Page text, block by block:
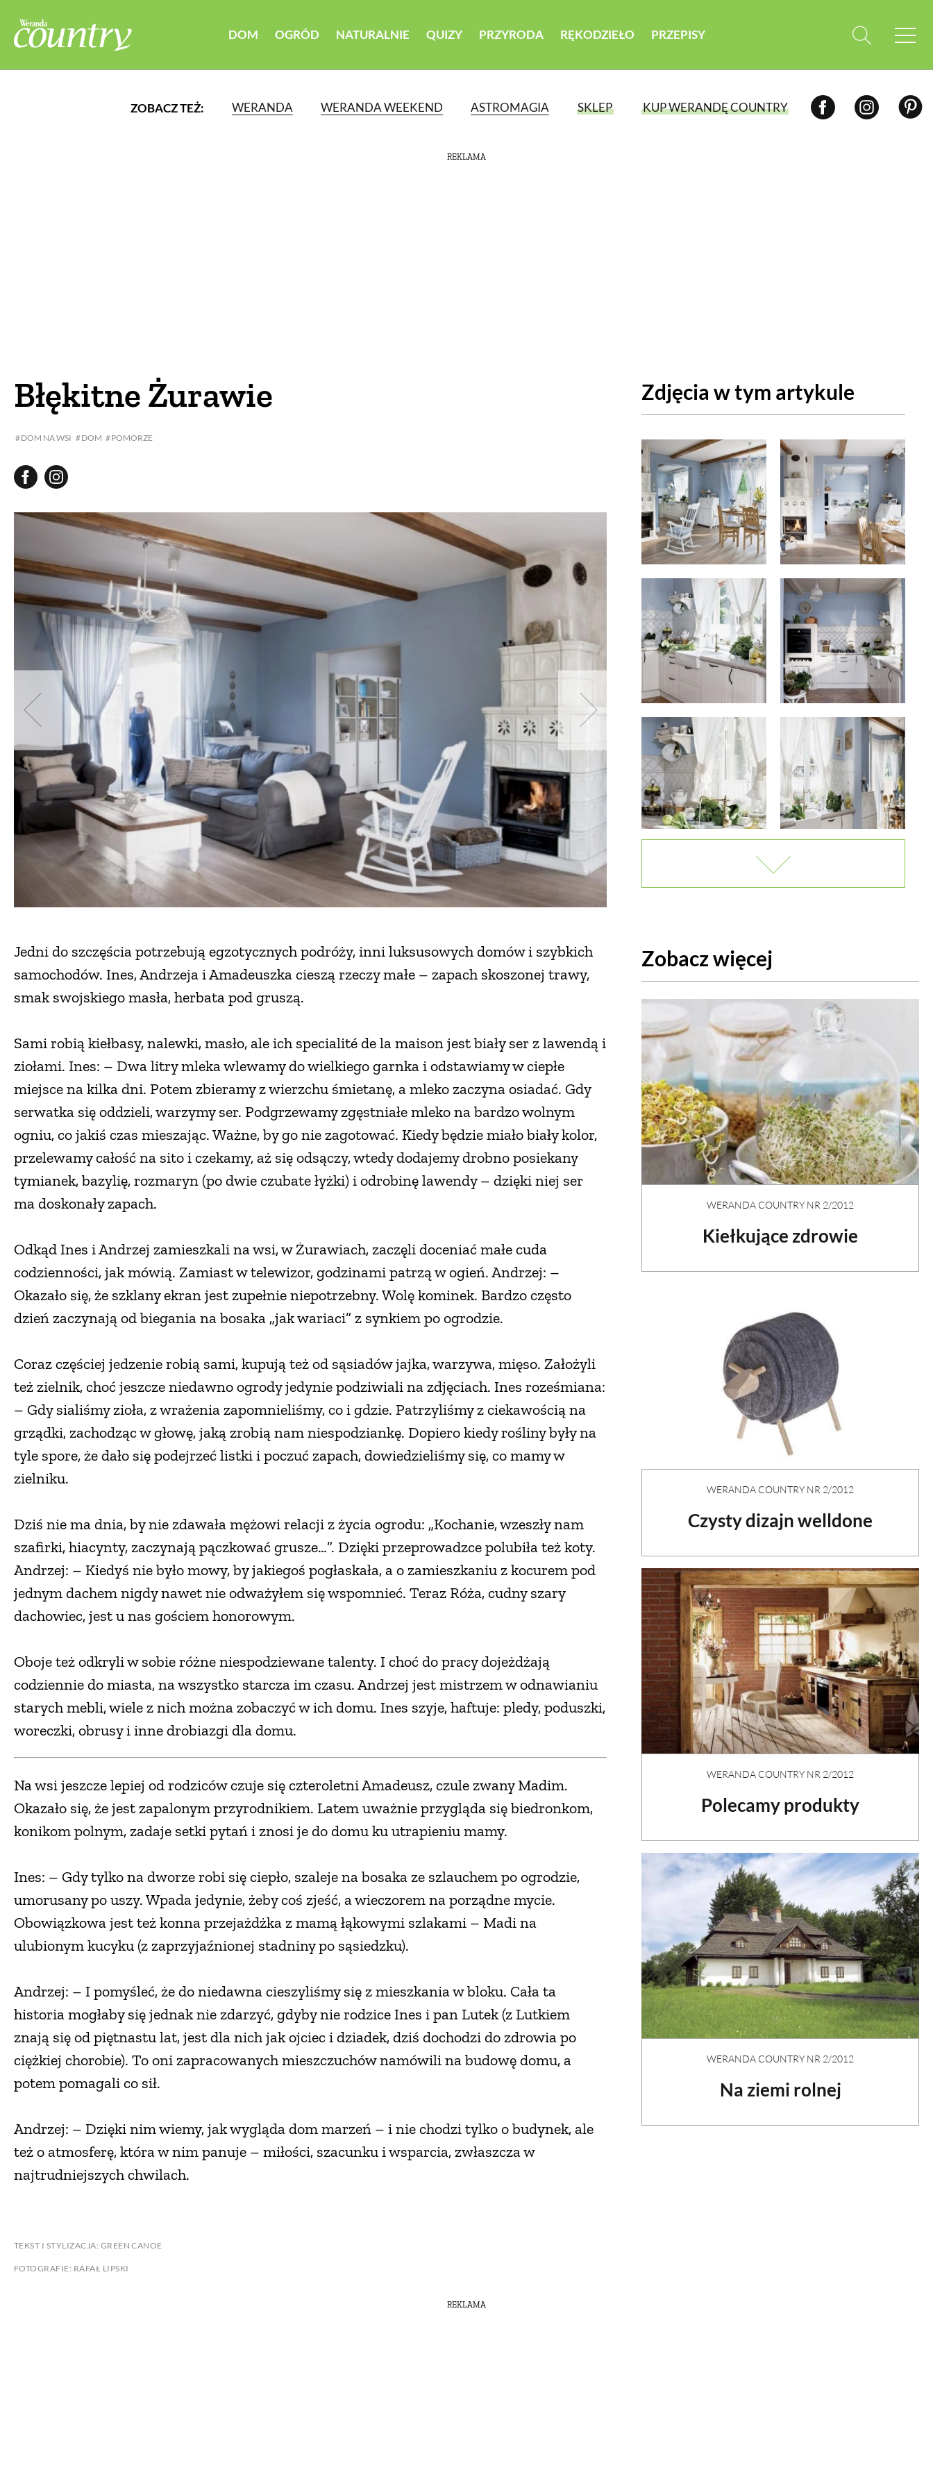
DOM OGRÓD NATURALNIE QUIZY PRZYRODA RĘKODZIEŁO PRZEPISY
ZOBACZ TEŻ: WERANDA WERANDA WEEKEND ASTROMAGIA SKLEP KUP WERANDĘ COUNTRY
REKLAMA
Błękitne Żurawie
DOM NA WSI DOM POMORZE
Zdjęcia w tym artykule
Jedni do szczęścia potrzebują egzotycznych podróży, inni luksusowych domów i szybkich
samochodów. Ines, Andrzeja i Amadeuszka cieszą rzeczy małe – zapach skoszonej trawy,
smak swojskiego masła, herbata pod gruszą.
Sami robią kiełbasy, nalewki, masło, ale ich specialité de la maison jest biały ser z lawendą i
ziołami. Ines: – Dwa litry mleka wlewamy do wielkiego garnka i odstawiamy w ciepłe
miejsce na kilka dni. Potem zbieramy z wierzchu śmietanę, a mleko zaczyna osiadać. Gdy
serwatka się oddzieli, warzymy ser. Podgrzewamy zgęstniałe mleko na bardzo wolnym
ogniu, co jakiś czas mieszając. Ważne, by go nie zagotować. Kiedy będzie miało biały kolor,
przelewamy całość na sito i czekamy, aż się odsączy, wtedy dodajemy drobno posiekany
tymianek, bazylię, rozmaryn (po dwie czubate łyżki) i odrobinę lawendy – dzięki niej ser
ma doskonały zapach.
Odkąd Ines i Andrzej zamieszkali na wsi, w Żurawiach, zaczęli doceniać małe cuda
codzienności, jak mówią. Zamiast w telewizor, godzinami patrzą w ogień. Andrzej: –
Okazało się, że szklany ekran jest zupełnie niepotrzebny. Wolę kominek. Bardzo często
dzień zaczynają od biegania na bosaka „jak wariaci” z synkiem po ogrodzie.
Coraz częściej jedzenie robią sami, kupują też od sąsiadów jajka, warzywa, mięso. Założyli
też zielnik, choć jeszcze niedawno ogrody jedynie podziwiali na zdjęciach. Ines roześmiana:
– Gdy sialiśmy zioła, z wrażenia zapomnieliśmy, co i gdzie. Patrzyliśmy z ciekawością na
grządki, zachodząc w głowę, jaką zrobią nam niespodziankę. Dopiero kiedy rośliny były na
tyle spore, że dało się podejrzeć listki i poczuć zapach, dowiedzieliśmy się, co mamy w
zielniku.
Dziś nie ma dnia, by nie zdawała mężowi relacji z życia ogrodu: „Kochanie, wzeszły nam
szafirki, hiacynty, zaczynają pączkować grusze…”. Dzięki przeprowadzce polubiła też koty.
Andrzej: – Kiedyś nie było mowy, by jakiegoś pogłaskała, a o zamieszkaniu z kocurem pod
jednym dachem nigdy nawet nie odważyłem się wspomnieć. Teraz Róża, cudny szary
dachowiec, jest u nas gościem honorowym.
Oboje też odkryli w sobie różne niespodziewane talenty. I choć do pracy dojeżdżają
codziennie do miasta, na wszystko starcza im czasu. Andrzej jest mistrzem w odnawianiu
starych mebli, wiele z nich można zobaczyć w ich domu. Ines szyje, haftuje: pledy, poduszki,
woreczki, obrusy i inne drobiazgi dla domu.
Na wsi jeszcze lepiej od rodziców czuje się czteroletni Amadeusz, czule zwany Madim.
Okazało się, że jest zapalonym przyrodnikiem. Latem uważnie przygląda się biedronkom,
konikom polnym, zadaje setki pytań i znosi je do domu ku utrapieniu mamy.
Ines: – Gdy tylko na dworze robi się ciepło, szaleje na bosaka ze szlauchem po ogrodzie,
umorusany po uszy. Wpada jedynie, żeby coś zjeść, a wieczorem na porządne mycie.
Obowiązkowa jest też konna przejażdżka z mamą łąkowymi szlakami – Madi na
ulubionym kucyku (z zaprzyjaźnionej stadniny po sąsiedzku).
Andrzej: – I pomyśleć, że do niedawna cieszyliśmy się z mieszkania w bloku. Cała ta
historia mogłaby się jednak nie zdarzyć, gdyby nie rodzice Ines i pan Lutek (z Lutkiem
znają się od piętnastu lat, jest dla nich jak ojciec i dziadek, dziś dochodzi do zdrowia po
ciężkiej chorobie). To oni zapracowanych mieszczuchów namówili na budowę domu, a
potem pomagali co sił.
Andrzej: – Dzięki nim wiemy, jak wygląda dom marzeń – i nie chodzi tylko o budynek, ale
też o atmosferę, która w nim panuje – miłości, szacunku i wsparcia, zwłaszcza w
najtrudniejszych chwilach.
TEKST I STYLIZACJA: GREEN CANOE
FOTOGRAFIE: RAFAŁ LIPSKI
Zobacz więcej
WERANDA COUNTRY NR 2/2012
Kiełkujące zdrowie
WERANDA COUNTRY NR 2/2012
Czysty dizajn welldone
WERANDA COUNTRY NR 2/2012
Polecamy produkty
WERANDA COUNTRY NR 2/2012
Na ziemi rolnej
REKLAMA
PROJEKTOWANIE OGRODU NATURALNA APTECZKA
ZWIERZĘTA DOMOWE
RĘKODZIEŁO RZEMIOSŁO
ZRÓB TO SAM PRZEPISY PRZYSTAWKI ZUPY
DANIA GŁÓWNE DODATKI PRZETWORY INNE